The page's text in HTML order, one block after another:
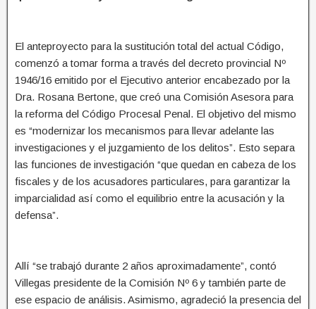
El anteproyecto para la sustitución total del actual Código,
comenzó a tomar forma a través del decreto provincial Nº
1946/16 emitido por el Ejecutivo anterior encabezado por la
Dra. Rosana Bertone, que creó una Comisión Asesora para
la reforma del Código Procesal Penal. El objetivo del mismo
es “modernizar los mecanismos para llevar adelante las
investigaciones y el juzgamiento de los delitos”. Esto separa
las funciones de investigación “que quedan en cabeza de los
fiscales y de los acusadores particulares, para garantizar la
imparcialidad así como el equilibrio entre la acusación y la
defensa”.
Allí “se trabajó durante 2 años aproximadamente”, contó
Villegas presidente de la Comisión Nº 6 y también parte de
ese espacio de análisis. Asimismo, agradeció la presencia del